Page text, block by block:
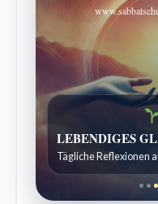
Bibelgeschichten
Kindergeschichten für